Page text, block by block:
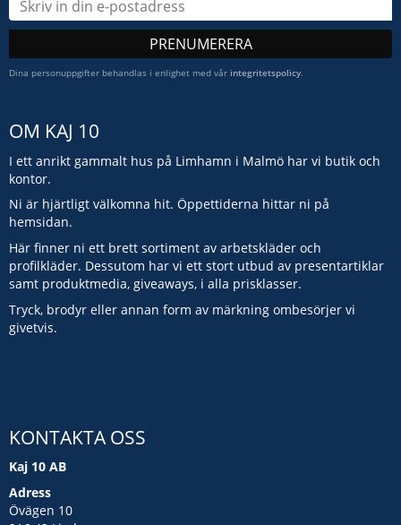
PRENUMERERA
Dina personuppgifter behandlas i enlighet med vår integritetspolicy.
OM KAJ 10
I ett anrikt gammalt hus på Limhamn i Malmö har vi butik och
kontor.
Ni är hjärtligt välkomna hit. Öppettiderna hittar ni på
hemsidan.
Här finner ni ett brett sortiment av arbetskläder och
profilkläder. Dessutom har vi ett stort utbud av presentartiklar
samt produktmedia, giveaways, i alla prisklasser.
Tryck, brodyr eller annan form av märkning ombesörjer vi
givetvis.
KONTAKTA OSS
Kaj 10 AB
Adress
Övägen 10